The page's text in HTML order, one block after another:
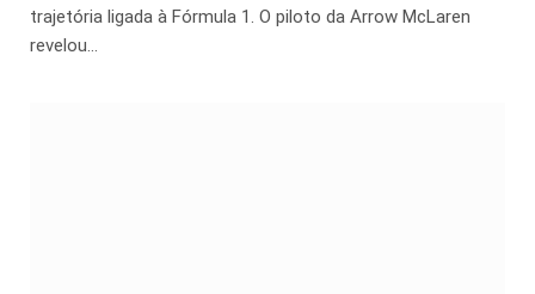
trajetória ligada à Fórmula 1. O piloto da Arrow McLaren
revelou…